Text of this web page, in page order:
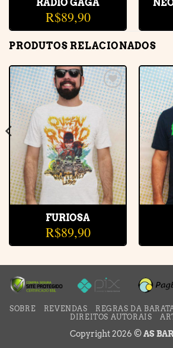
RADIO GAGA
R$89,90
PRODUTOS RELACIONADOS
Adicionar
à lista de
desejos
FURIOSA
R$89,90
SOBRE REVENDAS REGRAS DA
DIREITOS AUTORAIS
Copyright 2026 ©AS